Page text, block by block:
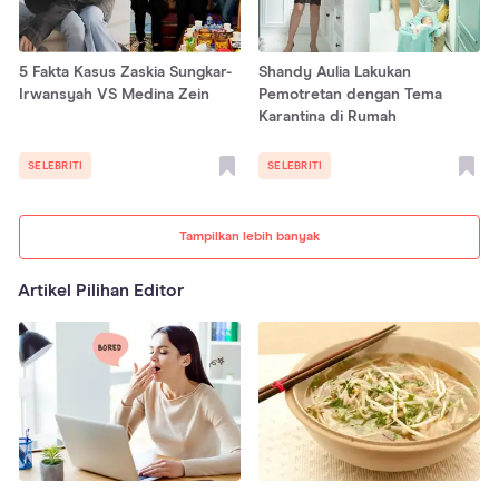
Tampilkan lebih banyak
5 Fakta Kasus Zaskia Sungkar-
Irwansyah VS Medina Zein
SELEBRITI
Shandy Aulia Lakukan
Pemotretan dengan Tema
Karantina di Rumah
SELEBRITI
Artikel Pilihan Editor